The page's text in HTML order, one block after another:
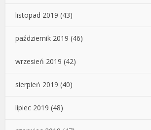
listopad 2019 (43)
październik 2019 (46)
wrzesień 2019 (42)
sierpień 2019 (40)
lipiec 2019 (48)